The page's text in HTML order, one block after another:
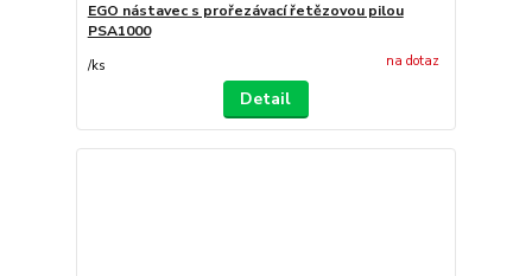
EGO nástavec s prořezávací řetězovou pilou
PSA1000
/ks na dotaz
Detail